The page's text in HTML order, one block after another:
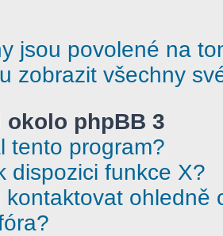
jsou povolené na
zobrazit všechny
okolo phpBB 3
tento program?
dispozici funkce X?
kontaktovat